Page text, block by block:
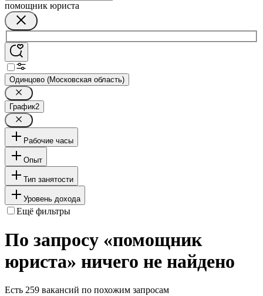
помощник юриста
Одинцово (Московская область)
График2
Рабочие часы
Опыт
Тип занятости
Уровень дохода
Ещё фильтры
По запросу «помощник
юриста» ничего не найдено
Есть 259 вакансий по похожим запросам